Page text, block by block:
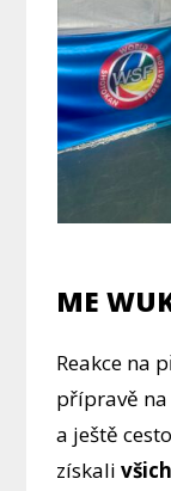
ME
Reakce na
přípravě na
a ještě
získali